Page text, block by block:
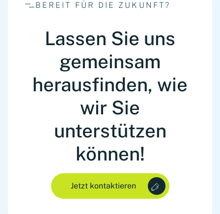
BEREIT FÜR DIE ZUKUNFT?
Lassen Sie uns
gemeinsam
herausfinden, wie
wir Sie
unterstützen
können!
Jetzt kontaktieren